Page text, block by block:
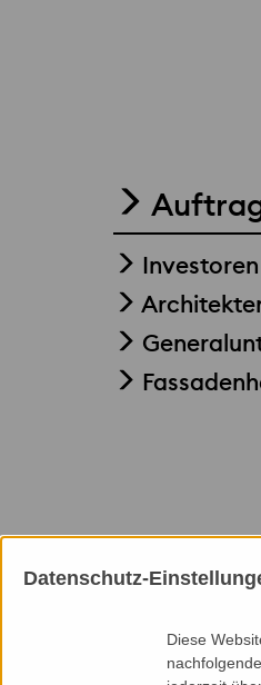
Investoren
Mitgliedschaften
Datenschutz-
Diese